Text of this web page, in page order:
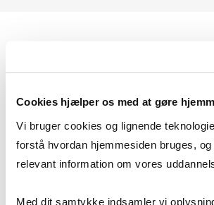
Cookies hjælper os med at gøre
Vi bruger cookies og lignende
forstå hvordan hjemmesiden bruges,
relevant information om vores
Med dit samtykke indsamler vi